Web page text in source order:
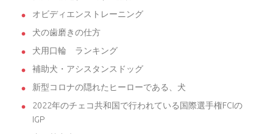
オビディエンストレーニング
犬の歯磨きの仕方
犬用口輪 ランキング
補助犬・アシスタンスドッグ
新型コロナの隠れたヒーローである、犬
2022年のチェコ共和国で行われている国際選手権FCIの
IGP